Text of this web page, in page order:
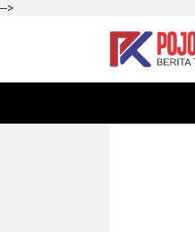
-->